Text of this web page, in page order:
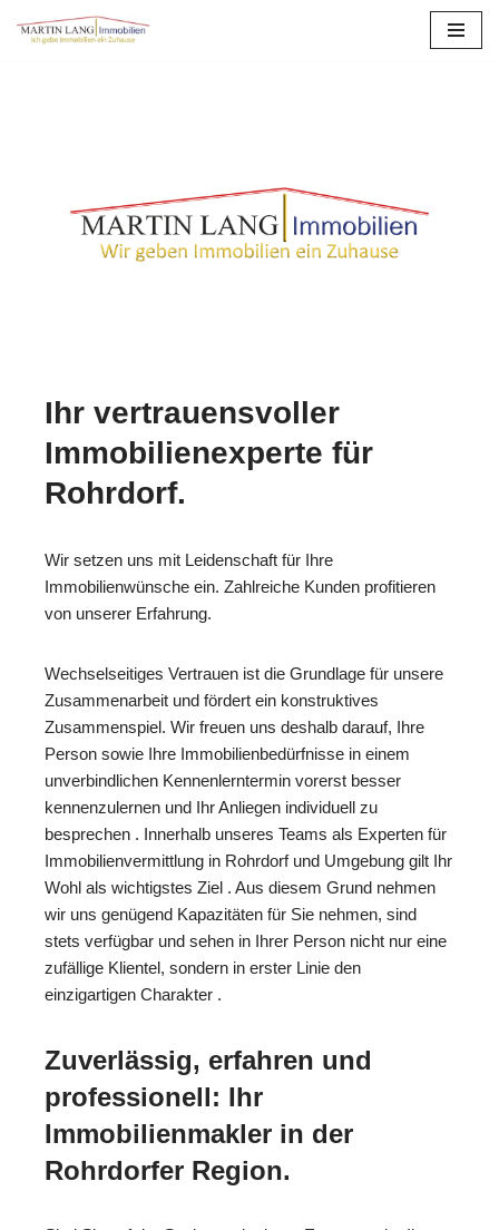
Ihr vertrauensvoller
Immobilienexperte für
Rohrdorf.
Wir setzen uns mit Leidenschaft für Ihre
Immobilienwünsche ein. Zahlreiche Kunden profitieren
von unserer Erfahrung.
Wechselseitiges Vertrauen ist die Grundlage für unsere
Zusammenarbeit und fördert ein konstruktives
Zusammenspiel. Wir freuen uns deshalb darauf, Ihre
Person sowie Ihre Immobilienbedürfnisse in einem
unverbindlichen Kennenlerntermin vorerst besser
kennenzulernen und Ihr Anliegen individuell zu
besprechen . Innerhalb unseres Teams als Experten für
Immobilienvermittlung in Rohrdorf und Umgebung gilt Ihr
Wohl als wichtigstes Ziel . Aus diesem Grund nehmen
wir uns genügend Kapazitäten für Sie nehmen, sind
stets verfügbar und sehen in Ihrer Person nicht nur eine
zufällige Klientel, sondern in erster Linie den
einzigartigen Charakter .
Zuverlässig, erfahren und
professionell: Ihr
Immobilienmakler in der
Rohrdorfer Region.